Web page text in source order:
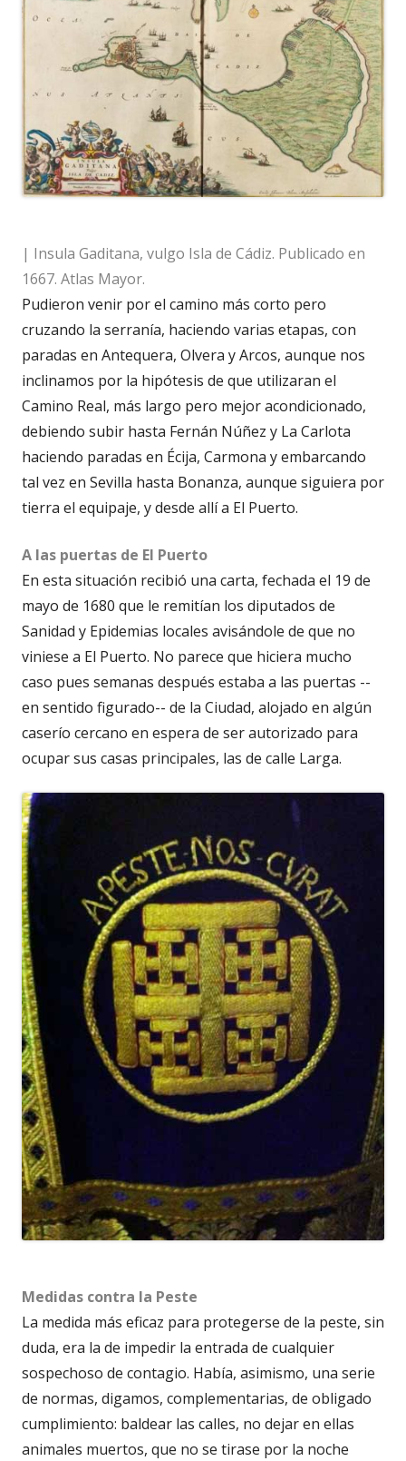
| Insula Gaditana, vulgo Isla de Cádiz. Publicado en
1667. Atlas Mayor.
Pudieron venir por el camino más corto pero
cruzando la serranía, haciendo varias etapas, con
paradas en Antequera, Olvera y Arcos, aunque nos
inclinamos por la hipótesis de que utilizaran el
Camino Real, más largo pero mejor acondicionado,
debiendo subir hasta Fernán Núñez y La Carlota
haciendo paradas en Écija, Carmona y embarcando
tal vez en Sevilla hasta Bonanza, aunque siguiera por
tierra el equipaje, y desde allí a El Puerto.
A las puertas de El Puerto
En esta situación recibió una carta, fechada el 19 de
mayo de 1680 que le remitían los diputados de
Sanidad y Epidemias locales avisándole de que no
viniese a El Puerto. No parece que hiciera mucho
caso pues semanas después estaba a las puertas --
en sentido figurado-- de la Ciudad, alojado en algún
caserío cercano en espera de ser autorizado para
ocupar sus casas principales, las de calle Larga.
Medidas contra la Peste
La medida más eficaz para protegerse de la peste, sin
duda, era la de impedir la entrada de cualquier
sospechoso de contagio. Había, asimismo, una serie
de normas, digamos, complementarias, de obligado
cumplimiento: baldear las calles, no dejar en ellas
animales muertos, que no se tirase por la noche